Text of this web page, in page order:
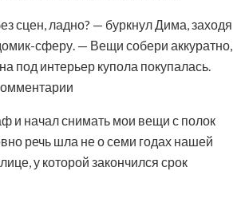
сцен, ладно? — буркнул Дима, заходя
сферу. — Вещи собери аккуратно,
под интерьер купола покупалась.
и начал снимать мои вещи с полок
речь шла не о семи годах нашей
у которой закончился срок